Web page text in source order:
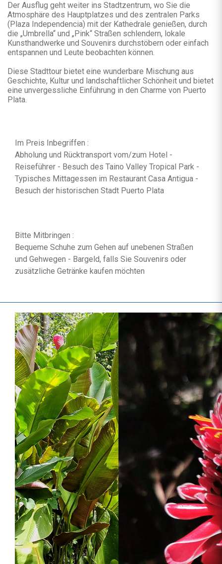
Der Ausflug geht weiter ins Stadtzentrum, wo Sie die
Atmosphäre des Hauptplatzes und des zentralen Parks
(Plaza Independencia) mit der Kathedrale genießen, durch
die „Umbrella“ und „Pink“ Straßen schlendern, lokale
Kunsthandwerke und Souvenirs durchstöbern oder einfach
entspannen und Leute beobachten können.
Diese Stadttour bietet eine wunderbare Mischung aus
Geschichte, Kultur und landschaftlicher Schönheit und bietet
eine unvergessliche Einführung in den Charme von Puerto
Plata.
Im Preis Inbegriffen :
Abholung und Rücktransport vom/zum Hotel -
Reiseführer - Besuch des Taino Valley Tropical Park -
Typisches Mittagessen im Restaurant Casa Antigua -
Besuch der historischen Stadt Puerto Plata
Bitte Mitbringen :
Bequeme Schuhe zum Gehen auf unebenen Straßen
und Gehwegen - Bargeld, falls Sie Souvenirs oder
zusätzliche Getränke kaufen möchten